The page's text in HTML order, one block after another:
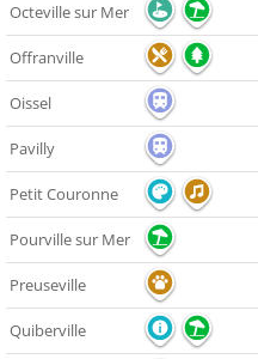
Octeville sur Mer
Offranville
Oissel
Pavilly
Petit Couronne
Pourville sur Mer
Preuseville
Quiberville